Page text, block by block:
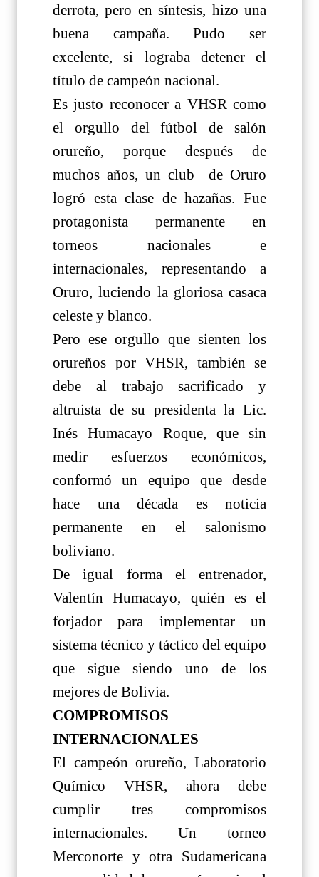
derrota, pero en síntesis, hizo una
buena campaña. Pudo ser
excelente, si lograba detener el
título de campeón nacional.
Es justo reconocer a VHSR como
el orgullo del fútbol de salón
orureño, porque después de
muchos años, un club de Oruro
logró esta clase de hazañas. Fue
protagonista permanente en
torneos nacionales e
internacionales, representando a
Oruro, luciendo la gloriosa casaca
celeste y blanco.
Pero ese orgullo que sienten los
orureños por VHSR, también se
debe al trabajo sacrificado y
altruista de su presidenta la Lic.
Inés Humacayo Roque, que sin
medir esfuerzos económicos,
conformó un equipo que desde
hace una década es noticia
permanente en el salonismo
boliviano.
De igual forma el entrenador,
Valentín Humacayo, quién es el
forjador para implementar un
sistema técnico y táctico del equipo
que sigue siendo uno de los
mejores de Bolivia.
COMPROMISOS
INTERNACIONALES
El campeón orureño, Laboratorio
Químico VHSR, ahora debe
cumplir tres compromisos
internacionales. Un torneo
Merconorte y otra Sudamericana